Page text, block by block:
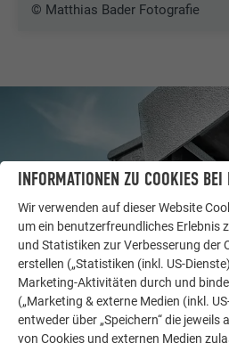
© Matthias Bader Fotografie
LASSEN SIE SICH INSPIRIEREN
WEITERE OBJEKTE
INFORMATIONEN ZU COOKIES BEI
Wir verwenden auf dieser Website
um ein benutzerfreundliches Erlebnis
und Statistiken zur Verbesserung der
erstellen („Statistiken (inkl. US-
Marketing-Aktivitäten durch und
(„Marketing & externe Medien (inkl.
entweder über „Speichern“ die
von Cookies und externen Medien